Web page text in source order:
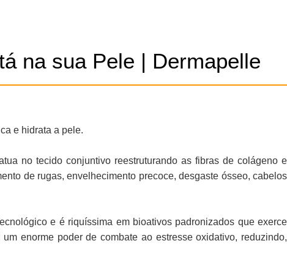
na sua Pele | Dermapelle
e hidrata a pele.
no tecido conjuntivo reestruturando as fibras de colágeno e
de rugas, envelhecimento precoce, desgaste ósseo, cabelos
e é riquíssima em bioativos padronizados que exerce
enorme poder de combate ao estresse oxidativo, reduzindo,